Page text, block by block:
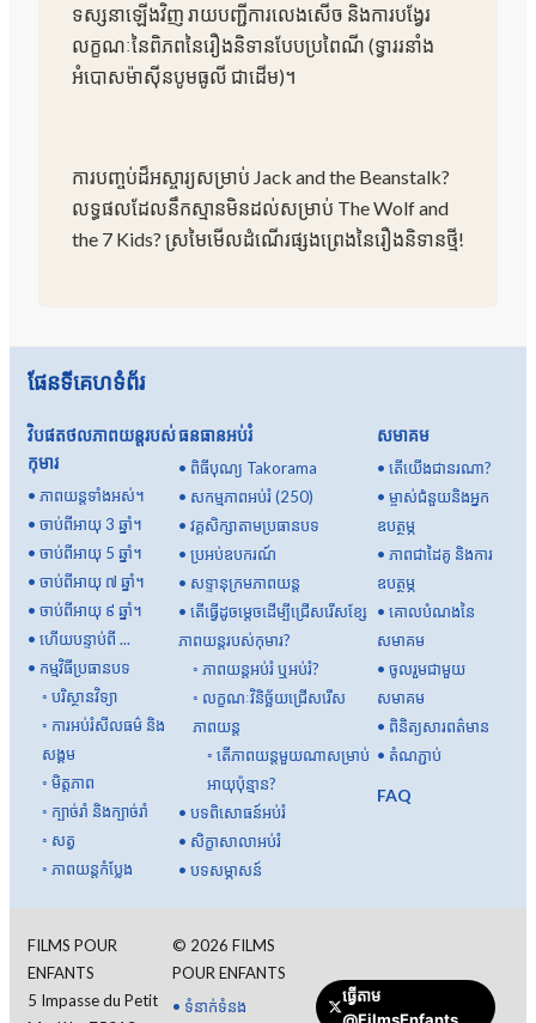
ទស្សនាឡើងវិញ រាយបញ្ជីការលេងសើច និងការបង្វែរ
លក្ខណៈនៃពិភពនៃរឿងនិទានបែបប្រពៃណី (ទ្វាររនាំង
អំបោសម៉ាស៊ីនបូមធូលី ជាដើម)។
ការបញ្ចប់ដ៏អស្ចារ្យសម្រាប់ Jack and the Beanstalk?
លទ្ធផលដែលនឹកស្មានមិនដល់សម្រាប់ The Wolf and
the 7 Kids? ស្រមៃមើលដំណើរផ្សងព្រេងនៃរឿងនិទានថ្មី!
ផែនទីគេហទំព័រ
វិបផតថលភាពយន្តរបស់
កុមារ
• ភាពយន្តទាំងអស់។
• ចាប់ពីអាយុ 3 ឆ្នាំ។
• ចាប់ពីអាយុ 5 ឆ្នាំ។
• ចាប់ពីអាយុ ៧ ឆ្នាំ។
• ចាប់ពីអាយុ ៩ ឆ្នាំ។
• ហើយបន្ទាប់ពី ...
• កម្មវិធីប្រធានបទ
◦ បរិស្ថានវិទ្យា
◦ ការអប់រំសីលធម៌ និង
សង្គម
◦ មិត្តភាព
◦ ក្បាច់រាំ និងក្បាច់រាំ
◦ សត្វ
◦ ភាពយន្តកំប្លែង
ធនធានអប់រំ
• ពិធីបុណ្យ Takorama
• សកម្មភាពអប់រំ (250)
• វគ្គសិក្សាតាមប្រធានបទ
• ប្រអប់ឧបករណ៍
• សទ្ទានុក្រមភាពយន្ត
• តើធ្វើដូចម្តេចដើម្បីជ្រើសរើសខ្សែ
ភាពយន្តរបស់កុមារ?
◦ ភាពយន្តអប់រំ ឬអប់រំ?
◦ លក្ខណៈវិនិច្ឆ័យជ្រើសរើស
ភាពយន្ត
◦ តើ​ភាពយន្ត​មួយ​ណា​សម្រាប់​
អាយុ​ប៉ុន្មាន?
• បទពិសោធន៍អប់រំ
• សិក្ខាសាលាអប់រំ
• បទសម្ភាសន៍
សមាគម
•តើយើងជានរណា?
•ម្ចាស់ជំនួយនិងអ្នក
ឧបត្ថម្ភ
•ភាពជាដៃគូ និងការ
ឧបត្ថម្ភ
•គោលបំណងនៃ
សមាគម
•ចូលរួមជាមួយ
សមាគម
• ពិនិត្យសារពត៌មាន
• តំណភ្ជាប់
FAQ
FILMS POUR
ENFANTS
5 Impasse du Petit
© 2026 FILMS
POUR ENFANTS
• ទំនាក់ទំនង
ធ្វើតាម